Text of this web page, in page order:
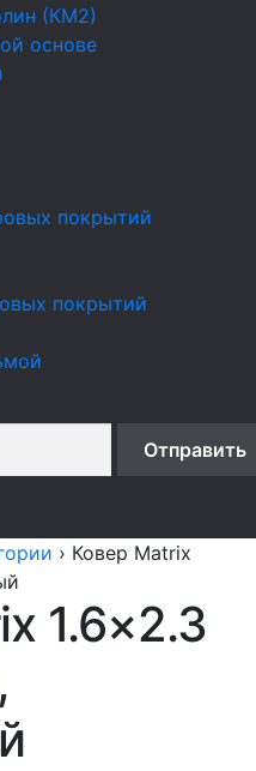
(КМ2)
основе
покрытий
покрытий
› Ковер Matrix
1.6×2.3